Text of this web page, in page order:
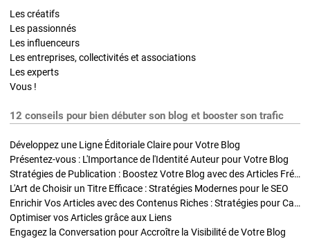
Les créatifs
Les passionnés
Les influenceurs
Les entreprises, collectivités et associations
Les experts
Vous !
12 conseils pour bien débuter son blog et booster son trafic
Développez une Ligne Éditoriale Claire pour Votre Blog
Présentez-vous : L'Importance de l'Identité Auteur pour Votre Blog
Stratégies de Publication : Boostez Votre Blog avec des Articles Fréquents et Exclusifs
L'Art de Choisir un Titre Efficace : Stratégies Modernes pour le SEO
Enrichir Vos Articles avec des Contenus Riches : Stratégies pour Captiver et Optimiser
Optimiser vos Articles grâce aux Liens
Engagez la Conversation pour Accroître la Visibilité de Votre Blog